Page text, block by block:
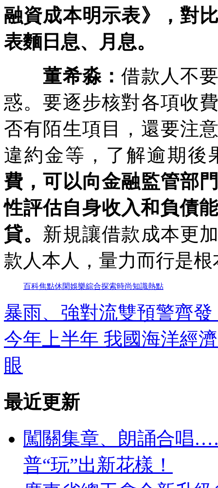
融資成本明示表》，對
表麵日息、月息。
董希淼：借款人不
惑。要逐步核對各項收
否有陌生項目，還要注
違約金等，了解逾期後
費，可以向金融監管部
性評估自身收入和負債
貸。 新規讓借款成本更
款人本人，量力而行是根
百科焦點休閑娛樂綜合探索時尚知識熱點
暴雨、強對流雙預警齊
今年上半年 我國海洋經
眼
最近更新
闖關集章、朗誦合唱
普“玩”出新花樣！